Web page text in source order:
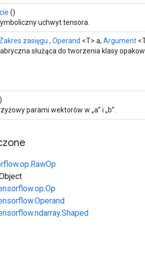
()
uchwyt tensora.
Zakres zasięgu , Operand <T> a, Argument
służąca do tworzenia klasy
parami wektorów w „a” i „b”.